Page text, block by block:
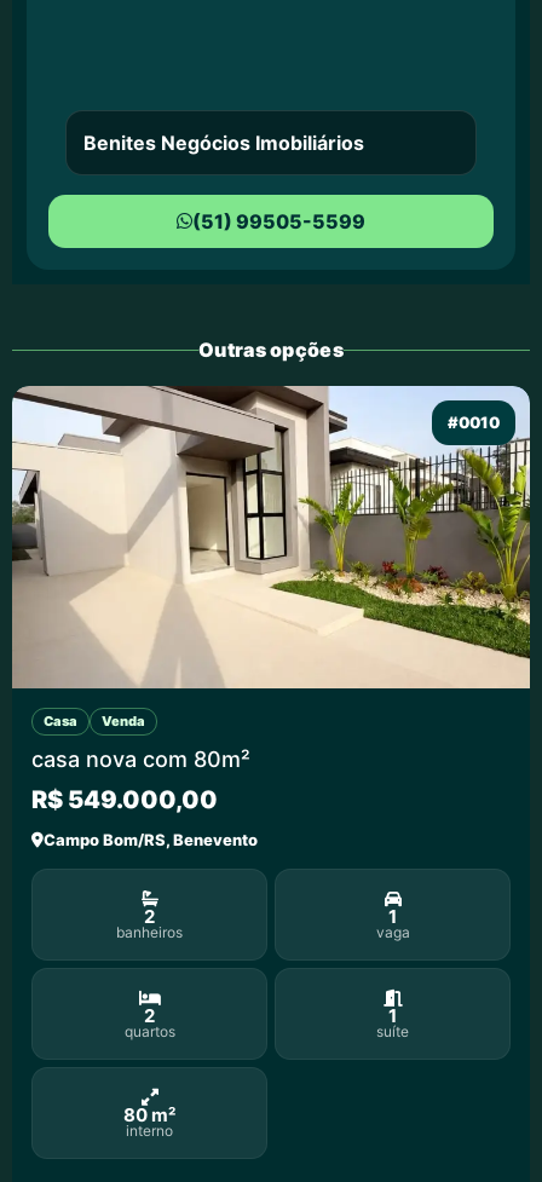
Benites Negócios Imobiliários
(51) 99505-5599
Outras opções
#0010
Casa Venda
casa nova com 80m²
R$ 549.000,00
Campo Bom/RS, Benevento
2
banheiros
1
vaga
2
quartos
1
suíte
80 m²
interno